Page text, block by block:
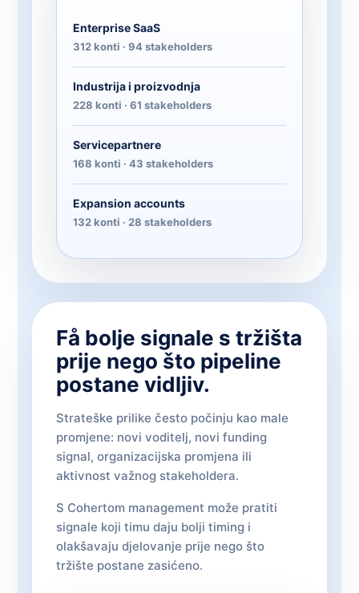
Enterprise SaaS
312 konti · 94 stakeholders
Industrija i proizvodnja
228 konti · 61 stakeholders
Servicepartnere
168 konti · 43 stakeholders
Expansion accounts
132 konti · 28 stakeholders
Få bolje signale s tržišta
prije nego što pipeline
postane vidljiv.
Strateške prilike često počinju kao male
promjene: novi voditelj, novi funding
signal, organizacijska promjena ili
aktivnost važnog stakeholdera.
S Cohertom management može pratiti
signale koji timu daju bolji timing i
olakšavaju djelovanje prije nego što
tržište postane zasićeno.